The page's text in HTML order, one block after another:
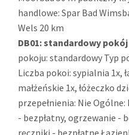
handlowe: Spar Bad
Wels 20 km
DB01:standardowy
pokoju: standardowy Typ
Liczba pokoi: sypialnia 1x,
małżeńskie 1x, łóżeczko
przepełnienia: Nie
- bezpłatny, ogrzewanie -